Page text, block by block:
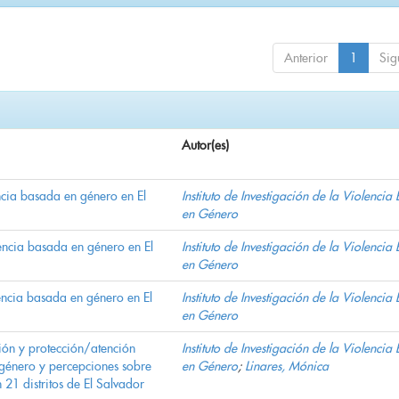
Anterior 1
Autor(es)
basada en género en El
Instituto de Investigación de la Violencia
en Género
basada en género en El
Instituto de Investigación de la Violencia
en Género
basada en género en El
Instituto de Investigación de la Violencia
en Género
y protección/atención
y percepciones sobre
distritos de El Salvador
Instituto de Investigación de la Violencia
en Género; Linares, Mónica